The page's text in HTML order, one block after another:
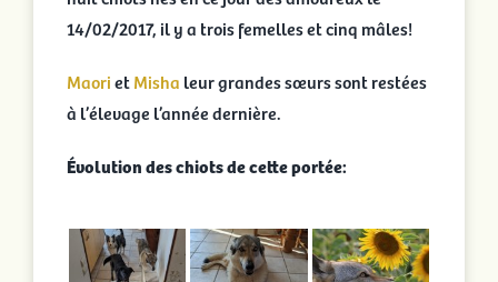
Portées en cours
Infos pratiques
14/02/2017, il y a trois femelles et cinq mâles!
MaorietMisha leur grandes sœurs sont restées
à l’élevage l’année dernière.
Évolution des chiots de cette portée: